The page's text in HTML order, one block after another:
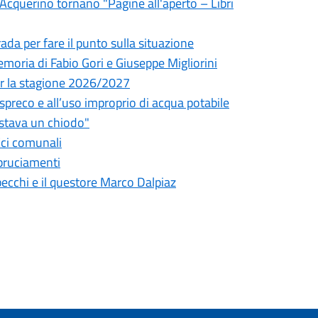
per fare il punto sulla situazione
di Fabio Gori e Giuseppe Migliorini
la stagione 2026/2027
e all’uso improprio di acqua potabile
un chiodo"
comunali
e il questore Marco Dalpiaz